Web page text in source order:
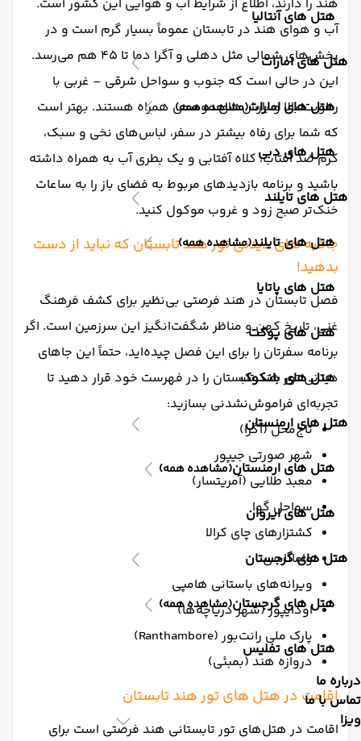
هتل های آنتالیا
هتل های امارات
هتل های امارات(مشاهده همه)
هتل های دبی
هتل های تایلند
هتل های تایلند(مشاهده همه)
هتل های پاتایا
هتل های پوکت
هتل های بانکوک
هتل های ارمنستان
هتل های ارمنستان(مشاهده همه)
هتل های ایروان
هتل های گرجستان
هتل های گرجستان(مشاهده همه)
هتل های تفلیس
درباره ما
تماس با ما
ویزا
هند را دارند، اطلاع از شرایط آب و هوایی این کشور است.
آب و هوای هند در تابستان عموماً بسیار گرم است و در
بخش‌های شمالی مثل دهلی و آگرا دما تا ۴۵ هم می‌رسد.
این در حالی است که جنوب و سواحل شرقی – غربی با
رطوبت بالا و بارش‌های موسمی همراه‌ هستند. بهتر است
که شما برای رفاه بیشتر در سفر، لباس‌های نخی و سبک،
کرم ضد آفتاب، کلاه آفتابی و یک بطری آب به همراه داشته
باشید و برنامه بازدیدهای مربوط به فضای باز را به ساعات
خنک‌تر صبح زود و غروب موکول کنید.
جاذبه های دیدنی تور هند تابستان که نباید از دست
بدهید!
فصل تابستان در هند فرصتی بی‌نظیر برای کشف فرهنگ
غنی، تاریخ کهن و مناظر شگفت‌انگیز این سرزمین است. اگر
برنامه سفرتان را برای این فصل چیده‌اید، حتماً این جاهای
دیدنی تور هند تابستان را در فهرست خود قرار دهید تا
تجربه‌ای فراموش‌نشدنی بسازید:
تاج‌محل (آگرا)
شهر صورتی جیپور
معبد طلایی (آمریتسار)
سواحل گوا
کشتزارهای چای کرالا
واماناسی
ویرانه‌های باستانی هامپی
اودایپور (شهر دریاچه‌ها)
پارک ملی رانت‌بور (Ranthambore)
دروازه هند (بمبئی)
اقامت در هتل های تور هند تابستان
اقامت در هتل‌های تور تابستانی هند فرصتی است برای